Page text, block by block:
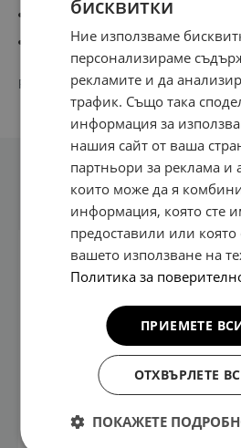
Сертификати: CE, CB, UKCA, TUV
Комуникационен протокол:
PN: СТАНЦИЯ ЗАРЯДНА BCPC-
Техническа
За бързо зареждане, с
4,3" сензорен екран LED
показва статуса на
Wi-Fi, Bluetooth, RS485, RFID,
Вид монтаж: На стена или
2x22 kW (трифазно), 32 А с
регулиране от 1 А до 32 А
бисквитки
Ние използваме
персонализираме
рекламите и да
трафик. Също така
информация за
нашия сайт от ваша
партньори за реклама и
които може да я
информация, която сте
предоставили или която
вашето използване на
Политика за
ПРИЕМЕТЕ
ОТХВЪРЛЕТЕ
ПОКАЖЕТЕ